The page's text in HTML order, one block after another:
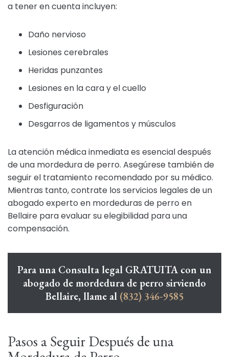
a tener en cuenta incluyen:
Daño nervioso
Lesiones cerebrales
Heridas punzantes
Lesiones en la cara y el cuello
Desfiguración
Desgarros de ligamentos y músculos
La atención médica inmediata es esencial después
de una mordedura de perro. Asegúrese también de
seguir el tratamiento recomendado por su médico.
Mientras tanto, contrate los servicios legales de un
abogado experto en mordeduras de perro en
Bellaire para evaluar su elegibilidad para una
compensación.
Para una Consulta legal GRATUITA con un
abogado de mordedura de perro sirviendo
Bellaire, llame al (832) 346-9585
Pasos a Seguir Después de una